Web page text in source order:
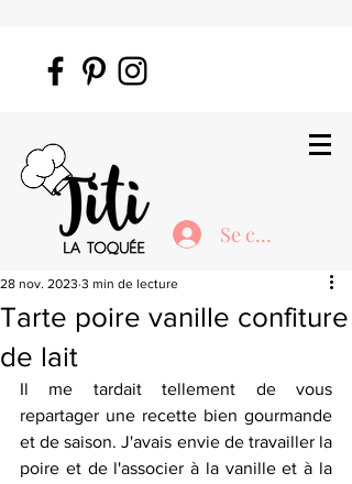
Se connecter
Tarte poire vanille confiture
de lait
28 nov. 2023 3 min de lecture
Il me tardait tellement de vous
repartager une recette bien gourmande
et de saison. J'avais envie de travailler la
poire et de l'associer à la vanille et à la